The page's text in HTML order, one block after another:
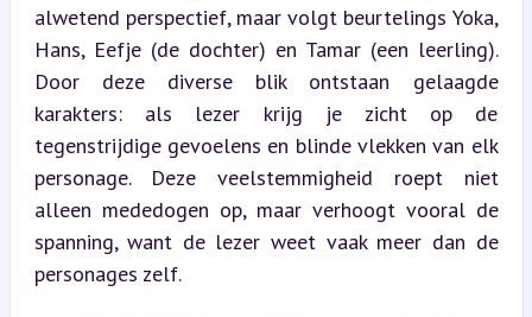
alwetend perspectief, maar volgt beurtelings Yoka,
Hans, Eefje (de dochter) en Tamar (een leerling).
Door deze diverse blik ontstaan gelaagde
karakters: als lezer krijg je zicht op de
tegenstrijdige gevoelens en blinde vlekken van elk
personage. Deze veelstemmigheid roept niet
alleen mededogen op, maar verhoogt vooral de
spanning, want de lezer weet vaak meer dan de
personages zelf.